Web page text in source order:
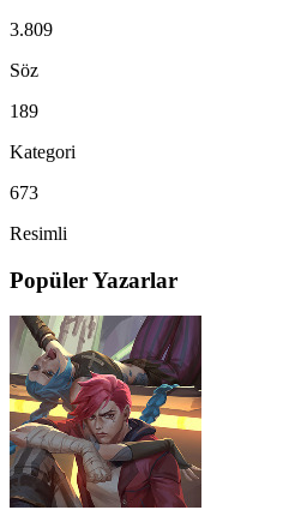
3.809
Söz
189
Kategori
673
Resimli
Popüler Yazarlar